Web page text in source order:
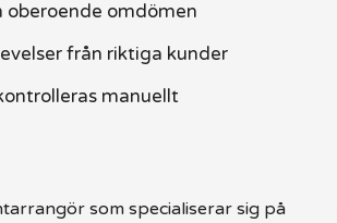
oberoende omdömen
från riktiga kunder
manuellt
som specialiserar sig på